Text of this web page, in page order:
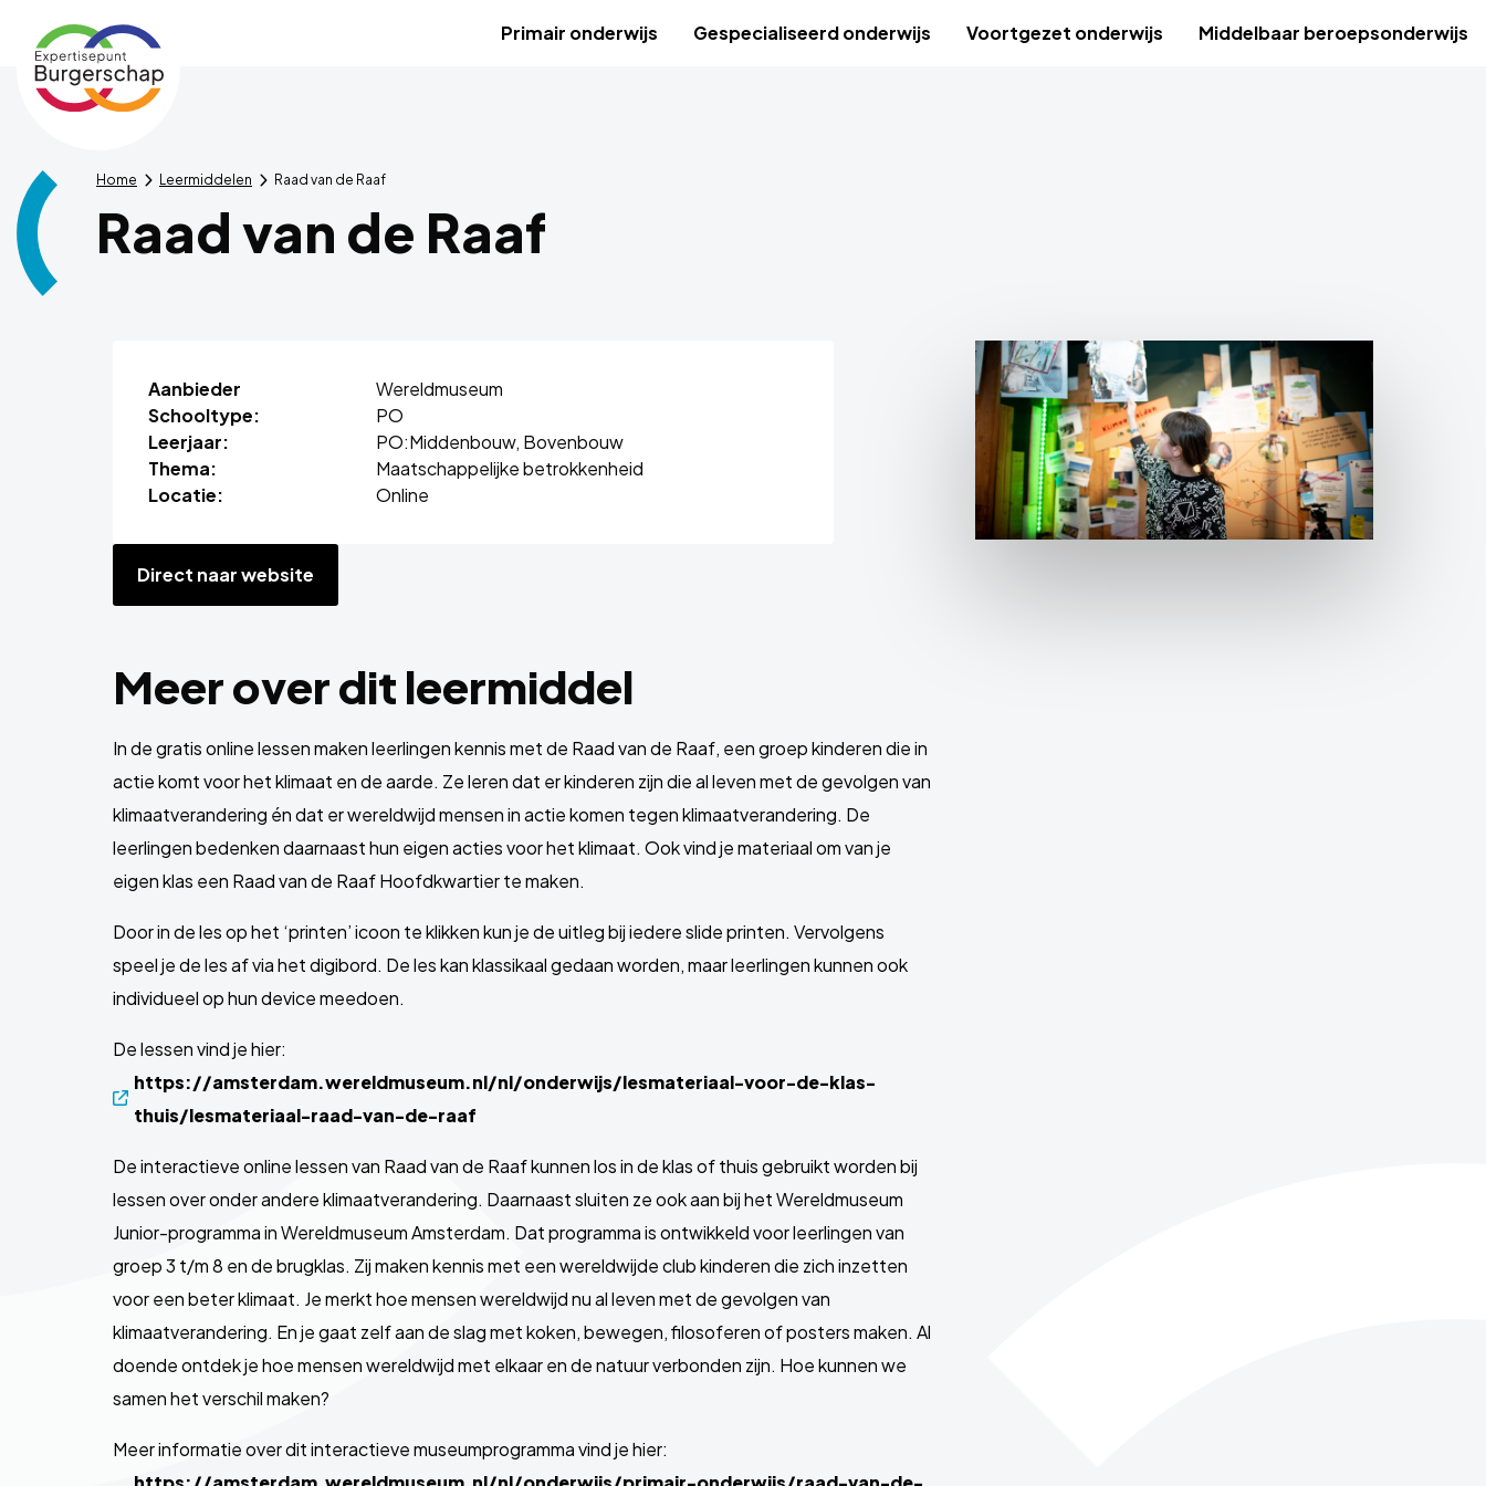
Expertisepunt
Burgerschap
Primair onderwijs Gespecialiseerd onderwijs Voortgezet onderwijs Middelbaar beroepsonderwijs
Home Leermiddelen Raad van de Raaf
Raad van de Raaf
Aanbieder
Wereldmuseum
Schooltype:
PO
Leerjaar:
PO:Middenbouw, Bovenbouw
Thema:
Maatschappelijke betrokkenheid
Locatie:
Online
Direct naar website
Meer over dit leermiddel
In de gratis online lessen maken leerlingen kennis met de Raad van de Raaf, een groep kinderen die in
actie komt voor het klimaat en de aarde. Ze leren dat er kinderen zijn die al leven met de gevolgen van
klimaatverandering én dat er wereldwijd mensen in actie komen tegen klimaatverandering. De
leerlingen bedenken daarnaast hun eigen acties voor het klimaat. Ook vind je materiaal om van je
eigen klas een Raad van de Raaf Hoofdkwartier te maken.
Door in de les op het ‘printen’ icoon te klikken kun je de uitleg bij iedere slide printen. Vervolgens
speel je de les af via het digibord. De les kan klassikaal gedaan worden, maar leerlingen kunnen ook
individueel op hun device meedoen.
De lessen vind je hier:
https://amsterdam.wereldmuseum.nl/nl/onderwijs/lesmateriaal-voor-de-klas-
thuis/lesmateriaal-raad-van-de-raaf
De interactieve online lessen van Raad van de Raaf kunnen los in de klas of thuis gebruikt worden bij
lessen over onder andere klimaatverandering. Daarnaast sluiten ze ook aan bij het Wereldmuseum
Junior-programma in Wereldmuseum Amsterdam. Dat programma is ontwikkeld voor leerlingen van
groep 3 t/m 8 en de brugklas. Zij maken kennis met een wereldwijde club kinderen die zich inzetten
voor een beter klimaat. Je merkt hoe mensen wereldwijd nu al leven met de gevolgen van
klimaatverandering. En je gaat zelf aan de slag met koken, bewegen, filosoferen of posters maken. Al
doende ontdek je hoe mensen wereldwijd met elkaar en de natuur verbonden zijn. Hoe kunnen we
samen het verschil maken?
Meer informatie over dit interactieve museumprogramma vind je hier: